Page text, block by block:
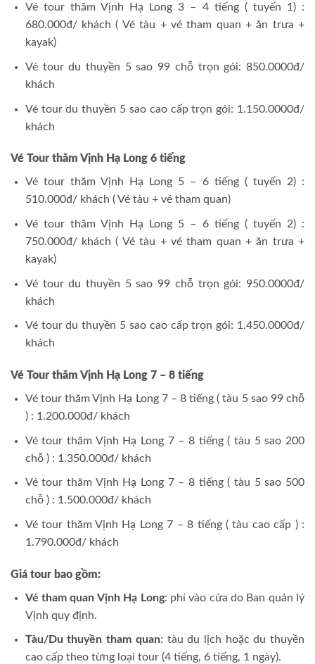
Vé tour thăm Vịnh Hạ Long 3 – 4 tiếng ( tuyến 1) :
680.000đ/ khách ( Vé tàu + vé tham quan + ăn trưa +
kayak)
Vé tour du thuyền 5 sao 99 chỗ trọn gói: 850.0000đ/
khách
Vé tour du thuyền 5 sao cao cấp trọn gói: 1.150.0000đ/
khách
Vé Tour thăm Vịnh Hạ Long 6 tiếng
Vé tour thăm Vịnh Hạ Long 5 – 6 tiếng ( tuyến 2) :
510.000đ/ khách ( Vé tàu + vé tham quan)
Vé tour thăm Vịnh Hạ Long 5 – 6 tiếng ( tuyến 2) :
750.000đ/ khách ( Vé tàu + vé tham quan + ăn trưa +
kayak)
Vé tour du thuyền 5 sao 99 chỗ trọn gói: 950.0000đ/
khách
Vé tour du thuyền 5 sao cao cấp trọn gói: 1.450.0000đ/
khách
Vé Tour thăm Vịnh Hạ Long 7 – 8 tiếng
Vé tour thăm Vịnh Hạ Long 7 – 8 tiếng ( tàu 5 sao 99 chỗ
) : 1.200.000đ/ khách
Vé tour thăm Vịnh Hạ Long 7 – 8 tiếng ( tàu 5 sao 200
chỗ ) : 1.350.000đ/ khách
Vé tour thăm Vịnh Hạ Long 7 – 8 tiếng ( tàu 5 sao 500
chỗ ) : 1.500.000đ/ khách
Vé tour thăm Vịnh Hạ Long 7 – 8 tiếng ( tàu cao cấp ) :
1.790.000đ/ khách
Giá tour bao gồm:
Vé tham quan Vịnh Hạ Long: phí vào cửa do Ban quản lý
Vịnh quy định.
Tàu/Du thuyền tham quan: tàu du lịch hoặc du thuyền
cao cấp theo từng loại tour (4 tiếng, 6 tiếng, 1 ngày).